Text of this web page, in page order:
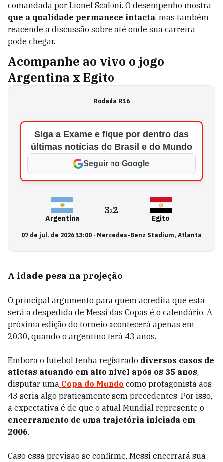
comandada por Lionel Scaloni. O desempenho mostra
que a qualidade permanece intacta, mas também
reacende a discussão sobre até onde sua carreira
pode chegar.
Acompanhe ao vivo o jogo
Argentina x Egito
Rodada R16
Siga a Exame e fique por dentro das
últimas notícias do Brasil e do Mundo
Seguir no Google
Argentina
3x2
Egito
07 de jul. de 2026 13:00· Mercedes-Benz Stadium, Atlanta
A idade pesa na projeção
O principal argumento para quem acredita que esta
será a despedida de Messi das Copas é o calendário. A
próxima edição do torneio acontecerá apenas em
2030, quando o argentino terá 43 anos.
Embora o futebol tenha registrado diversos casos de
atletas atuando em alto nível após os 35 anos,
disputar uma Copa do Mundo como protagonista aos
43 seria algo praticamente sem precedentes. Por isso,
a expectativa é de que o atual Mundial represente o
encerramento de uma trajetória iniciada em
2006.
Caso essa previsão se confirme, Messi encerrará sua